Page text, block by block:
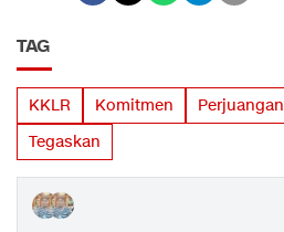
TAG
KKLR Komitmen Perjuangan
Tegaskan